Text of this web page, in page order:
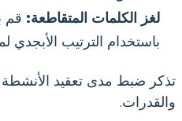
لغز الكلمات المتقاطعة: قم
باستخدام الترتيب الأبجدي
تذكر ضبط مدى تعقيد
والقدرات.